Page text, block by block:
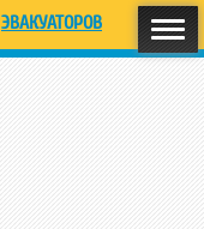
ЭВАКУАТОРОВ